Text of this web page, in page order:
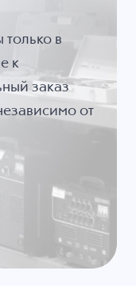
только в
к
заказ
от